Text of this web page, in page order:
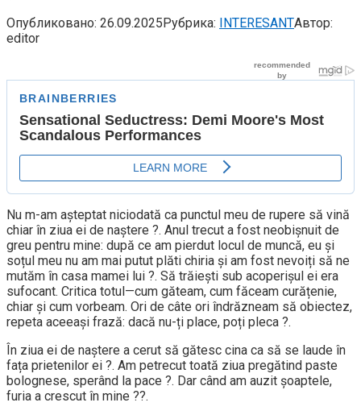
Опубликовано: 26.09.2025Рубрика: INTERESANTАвтор:
editor
Nu m-am așteptat niciodată ca punctul meu de rupere să vină
chiar în ziua ei de naștere ?. Anul trecut a fost neobișnuit de
greu pentru mine: după ce am pierdut locul de muncă, eu și
soțul meu nu am mai putut plăti chiria și am fost nevoiți să ne
mutăm în casa mamei lui ?. Să trăiești sub acoperișul ei era
sufocant. Critica totul—cum găteam, cum făceam curățenie,
chiar și cum vorbeam. Ori de câte ori îndrăzneam să obiectez,
repeta aceeași frază: dacă nu-ți place, poți pleca ?.
În ziua ei de naștere a cerut să gătesc cina ca să se laude în
fața prietenilor ei ?. Am petrecut toată ziua pregătind paste
bolognese, sperând la pace ?. Dar când am auzit șoaptele,
furia a crescut în mine ??.